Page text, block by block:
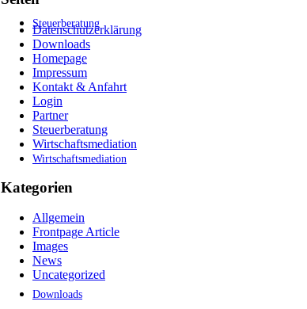
Steuerberatung
Wirtschaftsmediation
Downloads
Datenschutzerklärung
Downloads
Homepage
Impressum
Kontakt & Anfahrt
Login
Partner
Steuerberatung
Wirtschaftsmediation
Kategorien
Allgemein
Frontpage Article
Images
News
Uncategorized